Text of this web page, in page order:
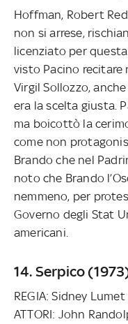
Hoffman, Robert
non si arrese,
licenziato per
visto Pacino recitare
Virgil Sollozzo,
era la scelta giusta.
ma boicottò la
come non
Brando che nel
noto che Brando
nemmeno, per
Governo degli Stat
americani.
14. Serpico
REGIA: Sidney Lumet
ATTORI: John